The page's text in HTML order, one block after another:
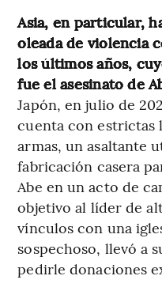
Asia, en particular,
oleada de violencia
los últimos años,
fue el asesinato de
Japón, en julio de
cuenta con estrictas
armas, un asaltante
fabricación casera
Abe en un acto de
objetivo al líder de
vínculos con una
sospechoso, llevó a
pedirle donaciones